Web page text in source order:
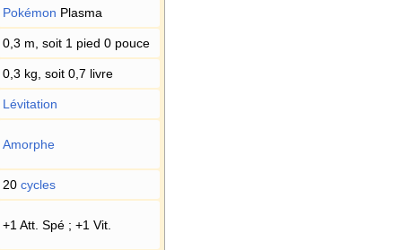
Pokémon Plasma
0,3 m, soit 1 pied 0 pouce
0,3 kg, soit 0,7 livre
Lévitation
Amorphe
20 cycles
+1 Att. Spé ; +1 Vit.